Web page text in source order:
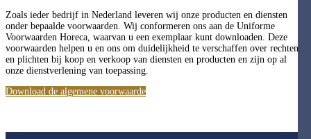
Zoals ieder bedrijf in Nederland leveren wij onze producten en diensten
onder bepaalde voorwaarden. Wij conformeren ons aan de Uniforme
Voorwaarden Horeca, waarvan u een exemplaar kunt downloaden. Deze
voorwaarden helpen u en ons om duidelijkheid te verschaffen over rechten
en plichten bij koop en verkoop van diensten en producten en zijn op al
onze dienstverlening van toepassing.
Download de algemene voorwaarden